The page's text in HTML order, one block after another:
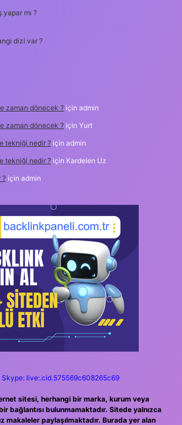
mı ?
dizi var ?
zaman dönecek ? için admin
zaman dönecek ? için Yurt
tekniği nedir ? için admin
tekniği nedir ? için Kardelen Uz
? için admin
Skype: live:.cid.575569c608265c69
sitesi, herhangi bir marka, kurum veya
bağlantısı bulunmamaktadır. Sitede yalnızca
makaleler paylaşılmaktadır. Burada yer alan